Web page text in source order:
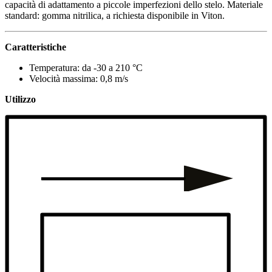
capacità di adattamento a piccole imperfezioni dello stelo. Materiale
standard: gomma nitrilica, a richiesta disponibile in Viton.
Caratteristiche
Temperatura: da -30 a 210 °C
Velocità massima: 0,8 m/s
Utilizzo